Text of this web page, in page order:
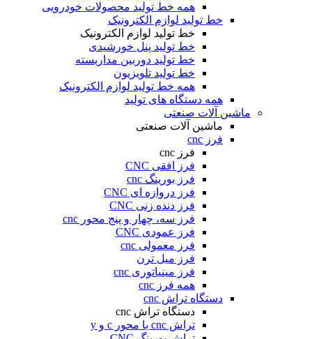
همه خط تولید محصولات خودرویی
خط تولید لوازم الکترونیک
خط تولید لوازم الکترونیک
خط تولید پنل خورشیدی
خط تولید دوربین مداربسته
خط تولید تلویزیون
همه خط تولید لوازم الکترونیک
همه دستگاه های تولید
ماشین آلات صنعتی
ماشین آلات صنعتی
فرز cnc
فرز cnc
فرز افقی CNC
فرز بورینگ cnc
فرز دروازه ای CNC
فرز دنده زنی CNC
فرز سه، چهار و پنج محور cnc
فرز عمودی CNC
فرز معمولی cnc
فرز میل ترن
فرز مینیاتوری cnc
همه فرز cnc
دستگاه تراش cnc
دستگاه تراش cnc
تراش cnc با محور c و y